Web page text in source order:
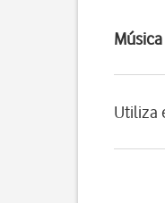
Música
Utiliza